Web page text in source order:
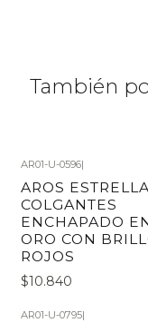
También
AR01-U-0596|
AROS
COLGANTES
ENCHAPADO
ORO CON
ROJOS
$10.840
AR01-U-0795|